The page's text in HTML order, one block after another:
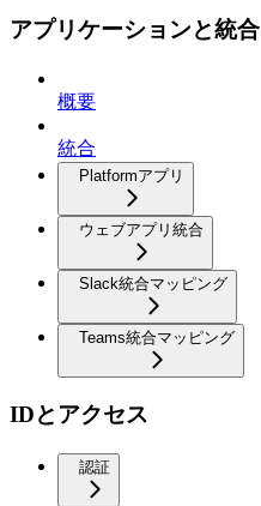
アプリケーションと統合
概要
統合
Platformアプリ
ウェブアプリ統合
Slack統合マッピング
Teams統合マッピング
IDとアクセス
認証